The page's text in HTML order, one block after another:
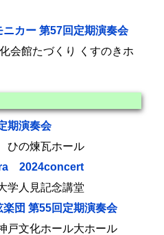
カー 第57回定期演奏会
館たづくり くすのきホ
期演奏会
の煉瓦ホール
2024concert
人見記念講堂
団 第55回定期演奏会
文化ホール大ホール